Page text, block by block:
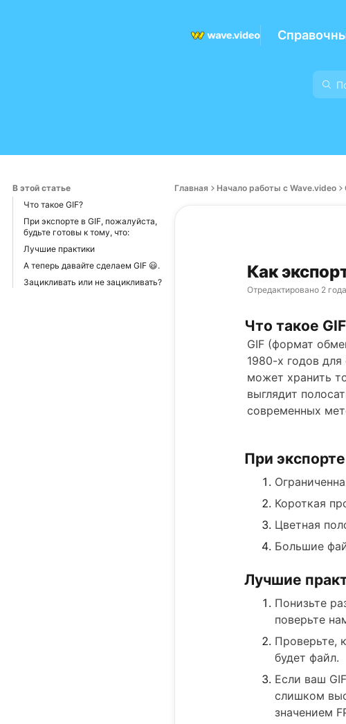
В этой статье
Что такое GIF?
При экспорте в GIF, пожалуйста,
будьте готовы к тому, что:
Лучшие практики
А теперь давайте сделаем GIF 😃.
Зацикливать или не зацикливать?
Главная Начало работы с Wave.video
Как
Отредактировано 2
Что такое
GIF (формат
1980-х годов
может хранить
выглядит
современных
При
Короткая
Цветная
Большие
Лучшие
Понизьте
поверьте
Проверьте,
будет файл.
Если ваш
слишком
значением